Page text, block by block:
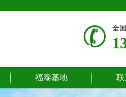
全
福泰基地 联